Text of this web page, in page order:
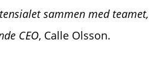
sammen med teamet,
CEO, Calle Olsson.